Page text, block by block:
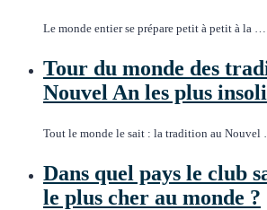
Le monde entier se prépare petit à petit à la …
Tour du monde des
Nouvel An les plus
Tout le monde le sait : la tradition au Nouvel
Dans quel pays le club
le plus cher au monde ?